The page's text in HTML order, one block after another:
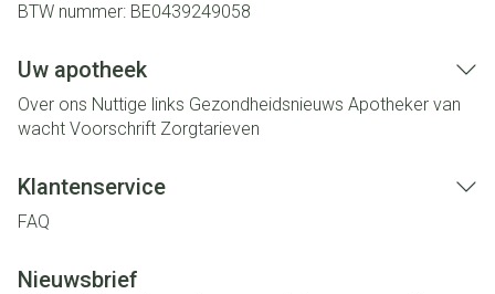
BTW nummer: BE0439249058
Uw apotheek
Over ons Nuttige links Gezondheidsnieuws Apotheker van
wacht Voorschrift Zorgtarieven
Klantenservice
FAQ
Nieuwsbrief